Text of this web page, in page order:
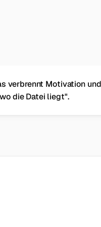
verbrennt Motivation
die Datei liegt".